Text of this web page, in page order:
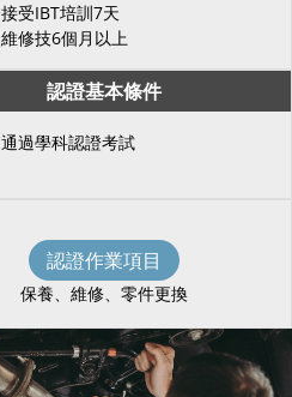
接受IBT培訓7天
維修技6個月以上
認證基本條件
通過學科認證考試
認證作業項目
保養、維修、零件更換